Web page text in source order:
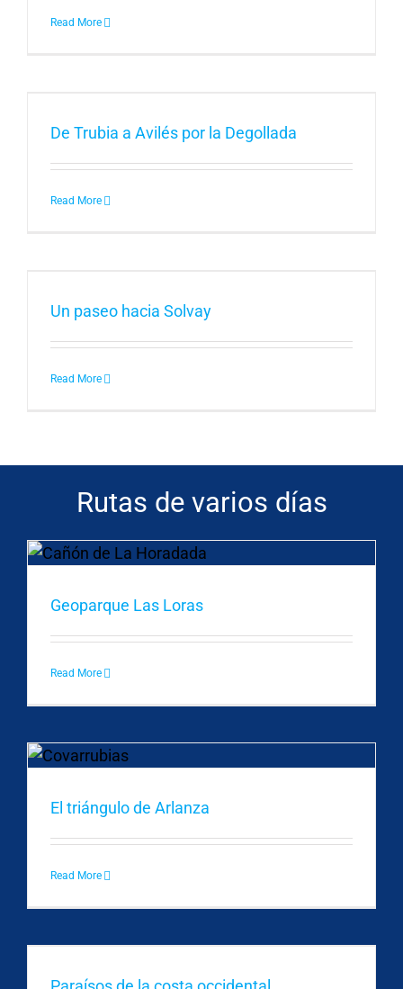
Read More
De Trubia a Avilés por la Degollada
Read More
Un paseo hacia Solvay
Read More
Rutas de varios días
Geoparque Las Loras
Read More
El triángulo de Arlanza
Read More